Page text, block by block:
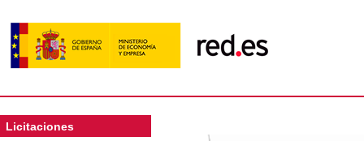
Licitaciones